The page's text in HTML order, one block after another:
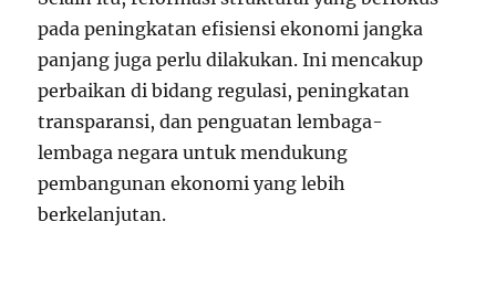
pada peningkatan efisiensi ekonomi jangka
panjang juga perlu dilakukan. Ini mencakup
perbaikan di bidang regulasi, peningkatan
transparansi, dan penguatan lembaga-
lembaga negara untuk mendukung
pembangunan ekonomi yang lebih
berkelanjutan.